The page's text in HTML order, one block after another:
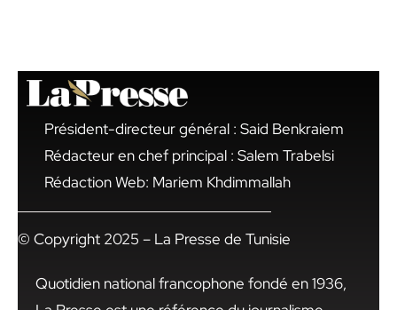
Président-directeur général : Said Benkraiem
Rédacteur en chef principal : Salem Trabelsi
Rédaction Web: Mariem Khdimmallah
© Copyright 2025 – La Presse de Tunisie
Quotidien national francophone fondé en 1936,